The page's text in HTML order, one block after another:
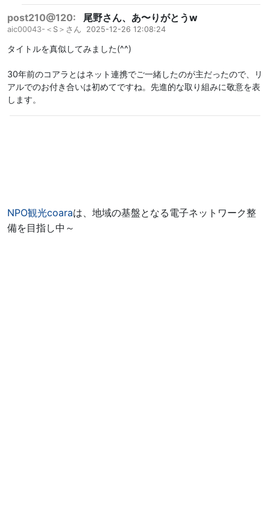
post210@120: 尾野さん、あ〜りがとうw
aic00043- ＜S＞さん 2025-12-26 12:08:24
タイトルを真似してみました(^^)
30年前のコアラとはネット連携でご一緒したのが主だったので、リ
アルでのお付き合いは初めてですね。先進的な取り組みに敬意を表
します。
NPO観光coaraは、地域の基盤となる電子ネットワーク整
備を目指し中～